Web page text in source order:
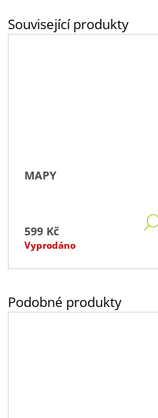
MAPY
599 Kč
Vyprodáno